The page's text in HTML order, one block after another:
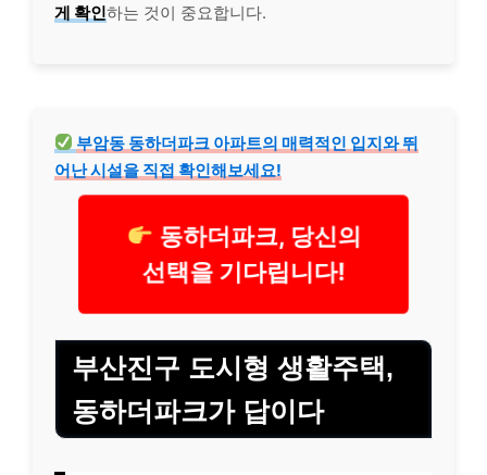
게 확인하는 것이 중요합니다.
부암동 동하더파크 아파트의 매력적인 입지와 뛰
어난 시설을 직접 확인해보세요!
동하더파크, 당신의
선택을 기다립니다!
부산진구 도시형 생활주택,
동하더파크가 답이다